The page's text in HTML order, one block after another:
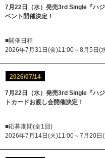
7月22日（水）発売3rd Single『ハ
ベント開催決定！
■開催日程
2026年7月31日(金)11:00～8月5日(
2026/07/14
7月22日（水）発売3rd Single『ハ
トカードお渡し会開催決定！
■応募期間(全1回)
2026年7月14日(火)11:00～7月20日